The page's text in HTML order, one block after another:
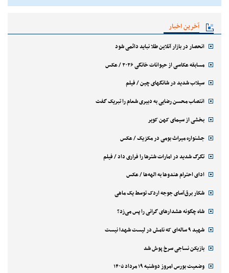
آخرین اخبار
انحصار در بازار آنلاین طلا نباید دائمی شود
مسابقه عکاسی از حیوانات خانگی ۲۰۲۶ / عکس
سیلاب شدید در شانگهای چین / فیلم
انتصاب محسن رضایی به دبیری شعام را تبریک گفت
بخشی از سیمای کهن کویر
جشنواره میراث بومی در مکزیک / عکس
تگرگ شدید در امارات شترها را فراری داد / فیلم
ادای احترام هندوها به الهه‌ها / عکس
شکار برق‌آسای جوجه اردک توسط یک ماهی
شاه چگونه هشدارهای گرانی را پس می‌زد؟
شهید ۹ ساله‌ای که نامش در لیست شهدا نیست
بازیکن نساجی سرخ پوش شد
وضعیت بورس امروز دوشنبه ۱۹ مرداد ۱۴۰۵